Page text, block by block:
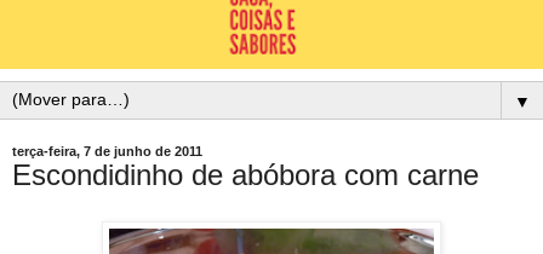
▼
terça-feira, 7 de junho de 2011
Escondidinho de abóbora com carne